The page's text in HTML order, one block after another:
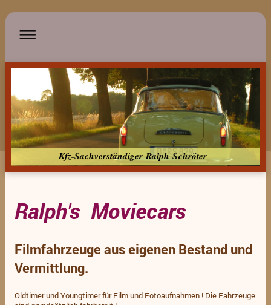
Kfz-Sachverständiger Ralph Schröter
Ralph's Moviecars
Filmfahrzeuge aus eigenen Bestand und
Vermittlung.
Oldtimer und Youngtimer für Film und Fotoaufnahmen ! Die Fahrzeuge